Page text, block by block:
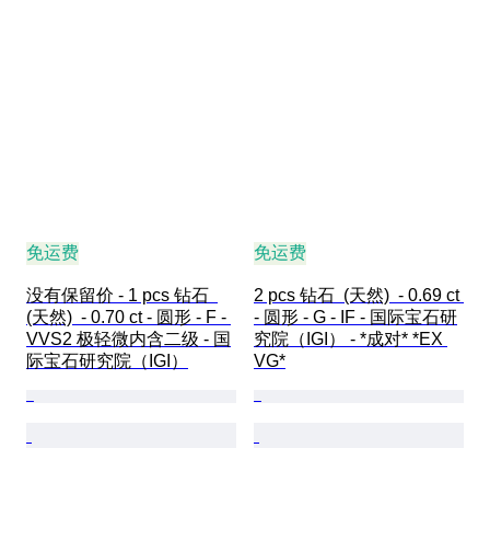
免运费
没有保留价 - 1 pcs 钻石
(天然)  - 0.70 ct - 圆形 - F -
VVS2 极轻微内含二级 - 国
际宝石研究院（IGI）
免运费
2 pcs 钻石  (天然)  - 0.69 ct
- 圆形 - G - IF - 国际宝石研
究院（IGI） - *成对* *EX
VG*